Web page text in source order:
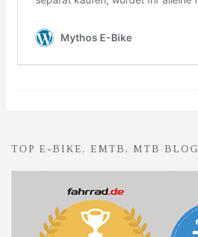
TOP E-BIKE, EMTB, MTB BLOG